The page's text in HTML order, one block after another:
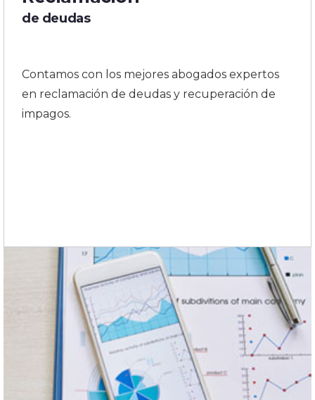
de deudas
Contamos con los mejores abogados expertos
en reclamación de deudas y recuperación de
impagos.